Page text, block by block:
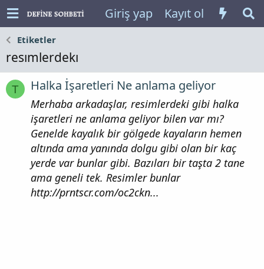
Giriş yap Kayıt ol
Etiketler
resımlerdekı
T Halka İşaretleri Ne anlama geliyor
Merhaba arkadaşlar, resimlerdeki gibi halka
işaretleri ne anlama geliyor bilen var mı?
Genelde kayalık bir gölgede kayaların hemen
altında ama yanında dolgu gibi olan bir kaç
yerde var bunlar gibi. Bazıları bir taşta 2 tane
ama geneli tek. Resimler bunlar
http://prntscr.com/oc2ckn...